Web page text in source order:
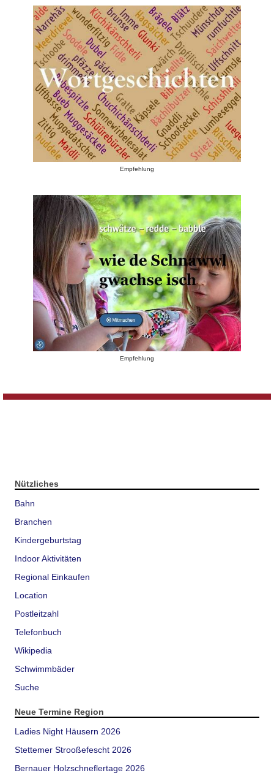
Empfehlung
Empfehlung
Nützliches
Bahn
Branchen
Kindergeburtstag
Indoor Aktivitäten
Regional Einkaufen
Location
Postleitzahl
Telefonbuch
Wikipedia
Schwimmbäder
Suche
Neue Termine Region
Ladies Night Häusern 2026
Stettemer Strooßefescht 2026
Bernauer Holzschneflertage 2026